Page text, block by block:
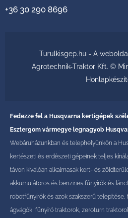
+36 30 290 8696
Turulkisgep.hu - A
Agrotechnik-Traktor Kft. ©
Fedezze fel a Husqvarna kertigépek
Esztergom vármegye legnagyob
Webáruházunkban és telephelyünkön a
kertészeti és erdészeti gépeinek teljes
távon kiválóan alkalmasak kert- és
akkumulátoros és benzines fűnyírók és
robotfűnyírók és azok szakszerű telepítése,
ágvágók, fűnyíró traktorok, zeroturn